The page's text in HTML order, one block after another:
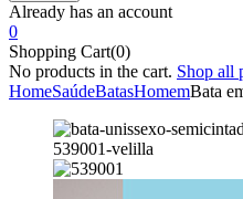
Already has an account
0
Shopping Cart(0)
No products in the cart. Shop all
HomeSaúdeBatasHomemBata